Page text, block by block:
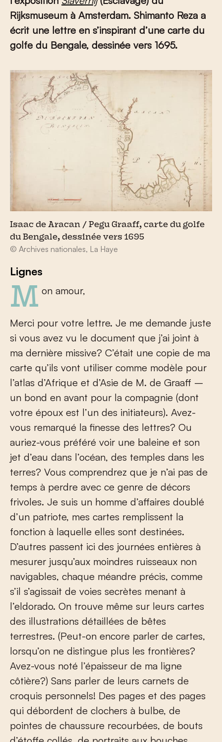
Rijksmuseum à Amsterdam. Shimanto Reza a
écrit une lettre en s’inspirant d’une carte du
golfe du Bengale, dessinée vers 1695.
Isaac de Aracan / Pegu Graaff, carte du golfe
du Bengale, dessinée vers 1695
© Archives nationales, La Haye
Lignes
Mon amour,
Merci pour votre lettre. Je me demande juste
si vous avez vu le document que j’ai joint à
ma dernière missive? C’était une copie de ma
carte qu’ils vont utiliser comme modèle pour
l’atlas d’Afrique et d’Asie de M. de Graaff –
un bond en avant pour la compagnie (dont
votre époux est l’un des initiateurs). Avez-
vous remarqué la finesse des lettres? Ou
auriez-vous préféré voir une baleine et son
jet d’eau dans l’océan, des temples dans les
terres? Vous comprendrez que je n’ai pas de
temps à perdre avec ce genre de décors
frivoles. Je suis un homme d’affaires doublé
d’un patriote, mes cartes remplissent la
fonction à laquelle elles sont destinées.
D’autres passent ici des journées entières à
mesurer jusqu’aux moindres ruisseaux non
navigables, chaque méandre précis, comme
s’il s’agissait de voies secrètes menant à
l’eldorado. On trouve même sur leurs cartes
des illustrations détaillées de bêtes
terrestres. (Peut-on encore parler de cartes,
lorsqu’on ne distingue plus les frontières?
Avez-vous noté l’épaisseur de ma ligne
côtière?) Sans parler de leurs carnets de
croquis personnels! Des pages et des pages
qui débordent de clochers à bulbe, de
pointes de chaussure recourbées, de bouts